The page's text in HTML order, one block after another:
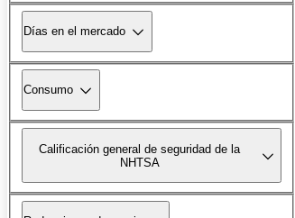
Días en el mercado
Consumo
Calificación general de seguridad de la
NHTSA